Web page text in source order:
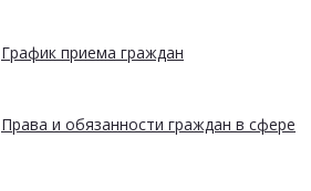
График приема граждан
Права и обязанности граждан в сфере